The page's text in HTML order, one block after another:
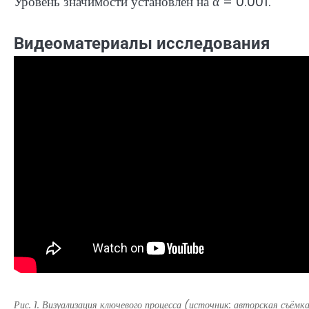
Видеоматериалы исследования
Рис. 1. Визуализация ключевого процесса (источник: авторская